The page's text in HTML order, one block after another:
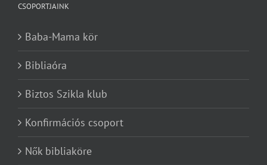
CSOPORTJAINK
Baba-Mama kör
Bibliaóra
Biztos Szikla klub
Konfirmációs csoport
Nők bibliaköre